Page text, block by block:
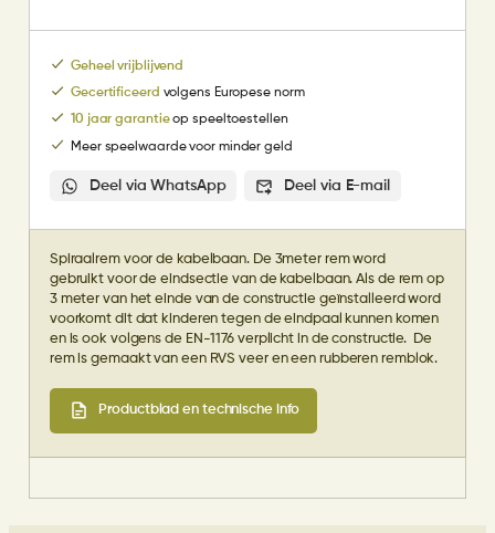
Geheel vrijblijvend
Gecertificeerd volgens Europese norm
10 jaar garantieop speeltoestellen
Meer speelwaarde voor minder geld
Deel via WhatsApp Deel via E-mail
Spiraalrem voor de kabelbaan. De 3meter rem word
gebruikt voor de eindsectie van de kabelbaan. Als de rem op
3 meter van het einde van de constructie geïnstalleerd word
voorkomt dit dat kinderen tegen de eindpaal kunnen komen
en is ook volgens de EN-1176 verplicht in de constructie. De
rem is gemaakt van een RVS veer en een rubberen remblok.
Productblad en technische info